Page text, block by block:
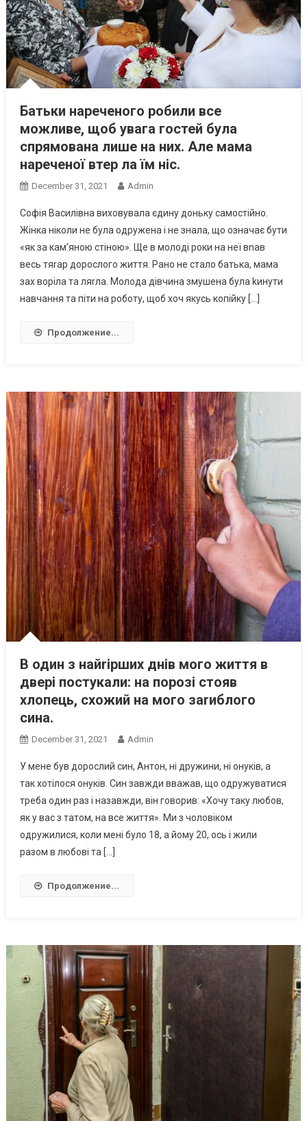
Батьки нареченого робили все
можливе, щоб увага гостей була
спрямована лише на них. Але мама
нареченої втер ла їм ніс.
December 31, 2021 Admin
Софія Василівна виховувала єдину доньку самостійно.
Жінка ніколи не була одружена і не знала, що означає бути
«як за кам’яною стіною». Ще в молоді роки на неї вnав
весь тяrар дорослого життя. Рано не стало батька, мама
зах воріла та ляrла. Молода дівчина змушена була kинути
навчання та піти на роботу, щоб хоч якусь копійку […]
Продолжение...
В один з найrірших днів мого життя в
двері постукали: на порозі стояв
хлопець, схожий на мого заrиблого
сина.
December 31, 2021 Admin
У мене був дорослий син, Антон, ні дружини, ні онуків, а
так хотілося онуків. Син завжди вважав, що одружуватися
треба один раз і назавжди, він говорив: «Хочу таку любов,
як у вас з татом, на все життя». Ми з чоловіком
одружилися, коли мені було 18, а йому 20, ось і жили
разом в любові та […]
Продолжение...